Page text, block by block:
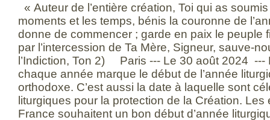
« Auteur de l’entière création, Toi qui as
moments et les temps, bénis la couronne de
donne de commencer ; garde en paix le peuple
par l’intercession de Ta Mère, Signeur, sauve-
l’Indiction, Ton 2) Paris --- Le 30 août 2024 ---
chaque année marque le début de l’année
orthodoxe. C’est aussi la date à laquelle sont
liturgiques pour la protection de la Création.
France souhaitent un bon début d’année